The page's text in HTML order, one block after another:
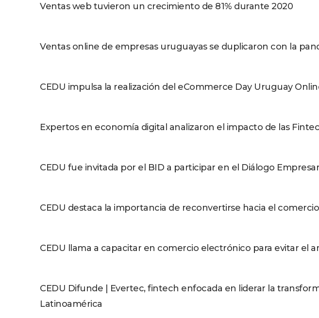
Ventas web tuvieron un crecimiento de 81% durante 2020
Ventas online de empresas uruguayas se duplicaron con la
CEDU impulsa la realización del eCommerce Day Uruguay
Expertos en economía digital analizaron el impacto de las
CEDU fue invitada por el BID a participar en el Diálogo
CEDU destaca la importancia de reconvertirse hacia el
CEDU llama a capacitar en comercio electrónico para evitar el
CEDU Difunde | Evertec, fintech enfocada en liderar la
Latinoamérica